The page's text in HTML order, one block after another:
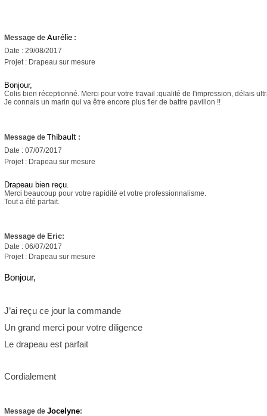
Message de Aurélie :
Date : 29/08/2017
Projet : Drapeau sur mesure
Bonjour,
Colis bien réceptionné. Merci pour votre travail :qualité de l'impression, délais
Je connais un marin qui va être encore plus fier de battre pavillon !!
Message de Thibault :
Date : 07/07/2017
Projet : Drapeau sur mesure
Drapeau bien reçu.
Merci beaucoup pour votre rapidité et votre professionnalisme.
Tout a été parfait.
Message de Eric:
Date : 06/07/2017
Projet : Drapeau sur mesure
Bonjour,
J’ai reçu ce jour la commande
Un grand merci pour votre diligence
Le drapeau est parfait
Cordialement
Message de Jocelyne: